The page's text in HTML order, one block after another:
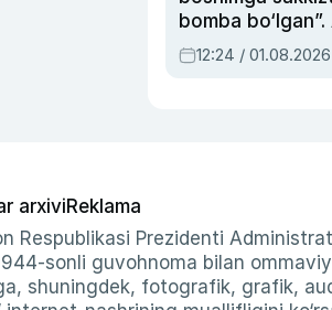
bomba
Oripovni siyosiy
ayblovlardan
12:24 / 01.08.2026
arxiviReklama
Respublikasi Prezidenti
sonli guvohnoma bilan
shuningdek, fotografik, grafik,